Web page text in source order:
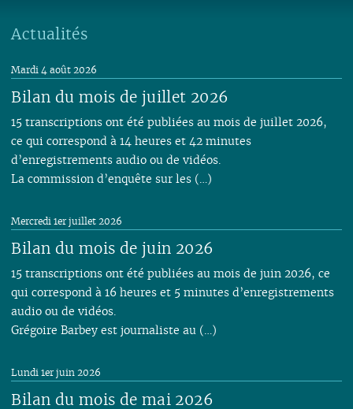
Actualités
Bilan du mois de juillet 2026
Mardi 4 août 2026
15 transcriptions ont été publiées au mois de juillet 2026,
ce qui correspond à 14 heures et 42 minutes
d’enregistrements audio ou de vidéos.
La commission d’enquête sur les (…)
Bilan du mois de juin 2026
Mercredi 1er juillet 2026
15 transcriptions ont été publiées au mois de juin 2026, ce
qui correspond à 16 heures et 5 minutes d’enregistrements
audio ou de vidéos.
Grégoire Barbey est journaliste au (…)
Bilan du mois de mai 2026
Lundi 1er juin 2026